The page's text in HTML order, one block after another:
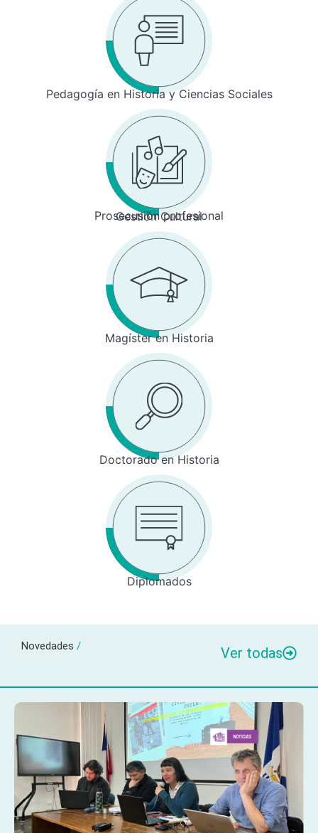
Pedagogía en Historia y Ciencias Sociales
Prosecusión profesional
Gestión Cultural
Magíster en Historia
Doctorado en Historia
Diplomados
Novedades / Ver todas